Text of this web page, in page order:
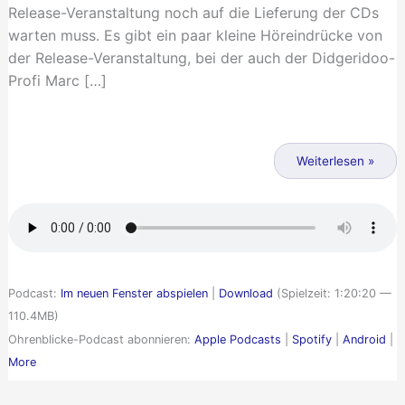
Release-Veranstaltung noch auf die Lieferung der CDs
warten muss. Es gibt ein paar kleine Höreindrücke von
der Release-Veranstaltung, bei der auch der Didgeridoo-
Profi Marc […]
Weiterlesen »
Podcast: Im neuen Fenster abspielen| Download (Spielzeit: 1:20:20 —
110.4MB)
Ohrenblicke-Podcast abonnieren: Apple Podcasts Spotify| Android
More